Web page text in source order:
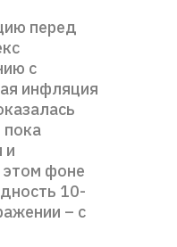
перед
с
инфляция
пока
и
фоне
10-
– с